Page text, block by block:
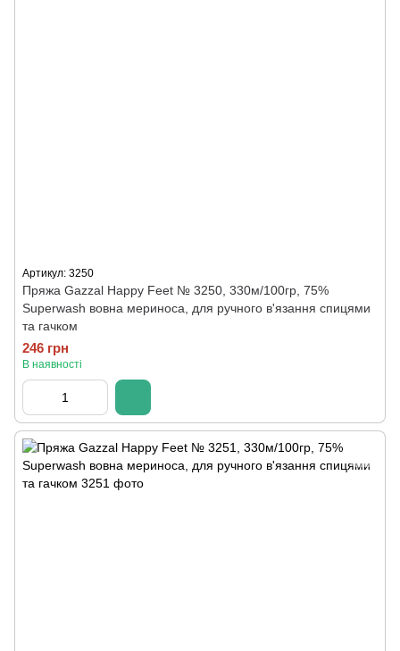
Артикул: 3250
Пряжа Gazzal Happy Feet № 3250, 330м/100гр, 75%
Superwash вовна мериноса, для ручного в'язання спицями
та гачком
246 грн
В наявності